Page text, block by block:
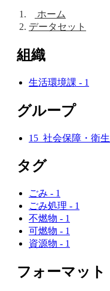
ホーム
データセット
組織
生活環境課 - 1
グループ
15_社会保障・衛生
タグ
ごみ - 1
ごみ処理 - 1
不燃物 - 1
可燃物 - 1
資源物 - 1
フォーマット